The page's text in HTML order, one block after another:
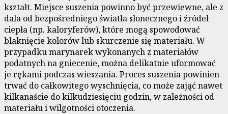
kształt. Miejsce suszenia powinno być przewiewne, ale z
dala od bezpośredniego światła słonecznego i źródeł
ciepła (np. kaloryferów), które mogą spowodować
blaknięcie kolorów lub skurczenie się materiału. W
przypadku marynarek wykonanych z materiałów
podatnych na gniecenie, można delikatnie uformować
je rękami podczas wieszania. Proces suszenia powinien
trwać do całkowitego wyschnięcia, co może zająć nawet
kilkanaście do kilkudziesięciu godzin, w zależności od
materiału i wilgotności otoczenia.